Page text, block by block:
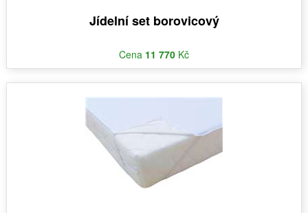
Jídelní set borovicový
Cena 11 770 Kč